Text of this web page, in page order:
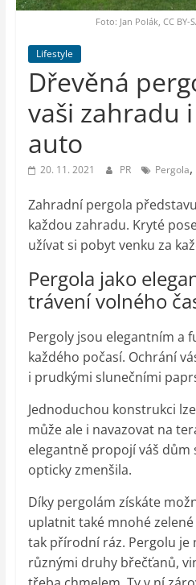
vesmír
Foto: Jan Polák, CC BY-
Lifestyle
Dřevěná
vaši zahradu
auto
20. 11. 2021 PR Pergola,
Zahradní pergola
každou zahradu. Kryté
užívat si pobyt venku za
Pergola jako
trávení volného
Pergoly jsou elegantním a
každého počasí. Ochrání
i prudkými slunečními
Jednoduchou konstrukci
může ale i navazovat na
elegantně propojí váš dům
opticky zmenšila.
Díky pergolám získáte
uplatnit také mnohé
tak přírodní ráz. Pergolu
různými druhy břečťanů,